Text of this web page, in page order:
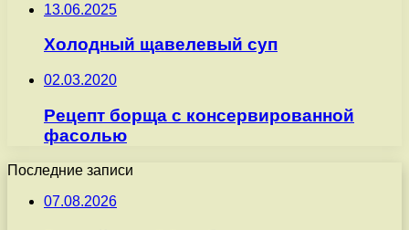
13.06.2025
Холодный щавелевый суп
02.03.2020
Рецепт борща с консервированной
фасолью
Последние записи
07.08.2026